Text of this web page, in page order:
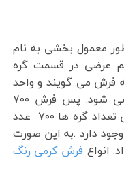
۷۰۰ شانه به طور معمول بخشی به نام
عرضی در قسمت گره
فرش می گویند و واحد
آن متر است و به راحتی محاسبه می شود. پس فرش ۷۰۰
شانه یعنی در هر یک متر از عرض آن تعداد گره ها ۷۰۰ عدد
در ۱۰ سانتی متر ۷۰ گره وجود دارد .به این صورت
فرش کرمی رنگ